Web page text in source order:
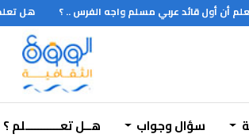
أن أول قائد عربي مسلم واجه الفرس .. ؟ هل تعلم
سؤال وجواب هــل تعـــــــــــلم ؟